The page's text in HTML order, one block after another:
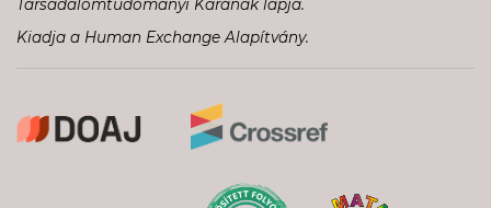
Társadalomtudományi Karának lapja.
Kiadja a Human Exchange Alapítvány.